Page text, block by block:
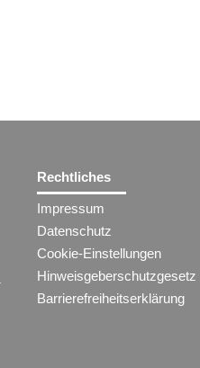
Rechtliches
Impressum
Datenschutz
Cookie-Einstellungen
Hinweisgeberschutzgesetz
Barrierefreiheitserklärung